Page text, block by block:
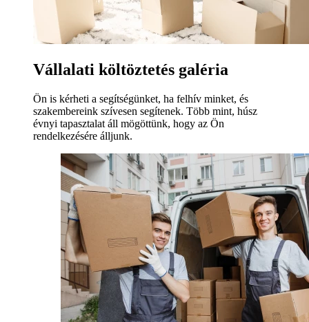
Vállalati költöztetés galéria
Ön is kérheti a segítségünket, ha felhív minket, és
szakembereink szívesen segítenek. Több mint, húsz
évnyi tapasztalat áll mögöttünk, hogy az Ön
rendelkezésére álljunk.